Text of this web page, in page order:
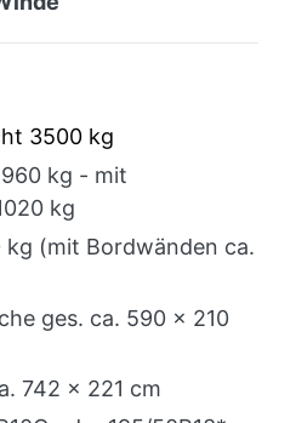
3500 kg
kg - mit
kg
(mit Bordwänden ca.
ges. ca. 590 x 210
742 x 221 cm